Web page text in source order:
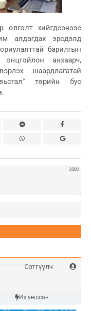
Сэтгүүлч
Их уншсан
олголт хийгдсэнээс
алдагдах эрсдэлд
барилгын
анхаарч,
шаардлагатай
төрийн бус
2000